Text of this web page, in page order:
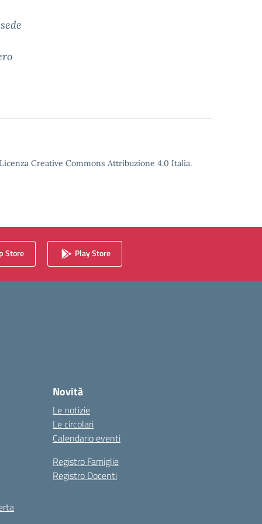
Creative Commons Attribuzione 4.0 Italia.
Store Play Store
Novità
Le notizie
Le circolari
Calendario eventi
Registro Famiglie
Registro Docenti